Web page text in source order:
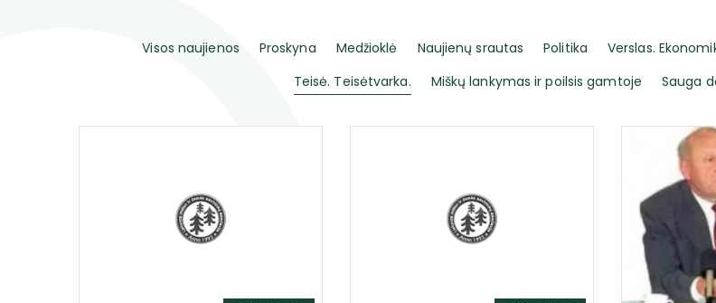
Visos naujienos Proskyna Medžioklė Naujienų srautas Politika Verslas.
Teisė. Teisėtvarka.
Miškų lankymas ir poilsis gamtoje Sauga